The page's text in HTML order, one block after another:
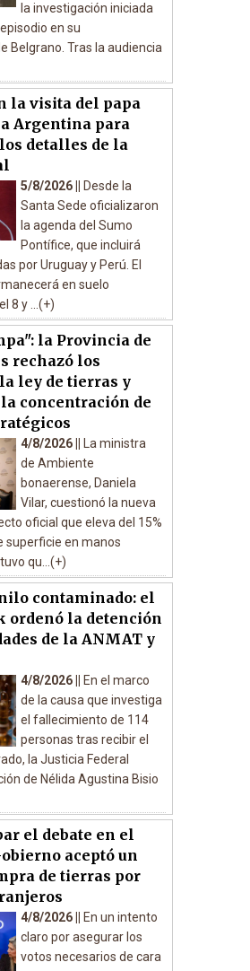
la investigación iniciada
en su
Belgrano. Tras la audiencia
la visita del papa
Argentina para
detalles de la
5/8/2026 ||
Desde la
Santa Sede oficializaron
la agenda del Sumo
Pontífice, que incluirá
por Uruguay y Perú. El
en suelo
8 y ...(+)
la Provincia de
rechazó los
ley de tierras y
concentración de
4/8/2026 ||
La ministra
de Ambiente
bonaerense, Daniela
Vilar, cuestionó la nueva
oficial que eleva del 15%
superficie en manos
qu...(+)
contaminado: el
ordenó la detención
de la ANMAT y
4/8/2026 ||
En el marco
de la causa que investiga
el fallecimiento de 114
personas tras recibir el
la Justicia Federal
de Nélida Agustina Bisio
el debate en el
aceptó un
de tierras por
4/8/2026 ||
En un intento
claro por asegurar los
votos necesarios de cara